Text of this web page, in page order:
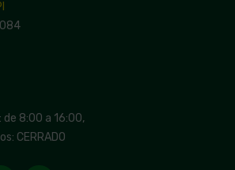
de 8:00 a 16:00,
CERRADO